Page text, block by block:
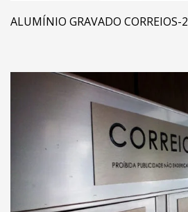
ALUMÍNIO GRAVADO CORREIOS-2